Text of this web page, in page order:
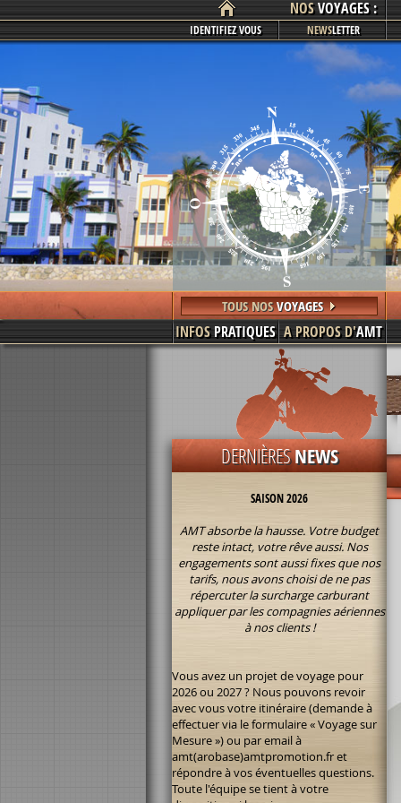
NOSVOYAGES :
IDENTIFIEZ VOUS NEWSLETTER
TOUS NOSVOYAGES
INFOSPRATIQUES A PROPOS D'AMT
DERNIÈRESNEWS
SURCHARGE CARBURANT 2026 :
reste intact, votre rêve aussi. Nos
engagements sont aussi fixes que nos
tarifs, nous avons choisi de ne pas
répercuter la surcharge carburant
appliquer par les compagnies aériennes
à nos clients !
2026 ou 2027 ? Nous pouvons revoir
avec vous votre itinéraire (demande à
effectuer via le formulaire « Voyage sur
Mesure ») ou par email à
amt(arobase)amtpromotion.fr et
répondre à vos éventuelles questions.
Toute l'équipe se tient à votre
disposition si besoin.